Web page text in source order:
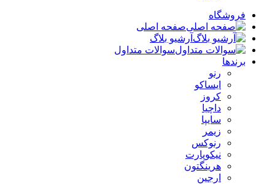
فروشگاه
صفحه اصلی
آرشیو بلاگ
سوالات متداول
برندها
رنو
ایساکو
کروز
داچیا
سایپا
زیمر
رنوکس
نیکوپارت
هرینگتون
ارجین